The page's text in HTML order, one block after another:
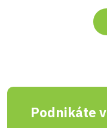
Podnikáte